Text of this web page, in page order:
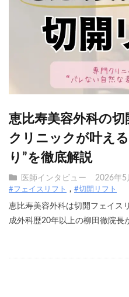
恵比寿美容外科の
クリニックが叶え
り”を徹底解説
医師インタビュー 2026年5
#フェイスリフト #切開リフト
恵比寿美容外科は切開フェイス
成外科歴20年以上の柳田徹院長